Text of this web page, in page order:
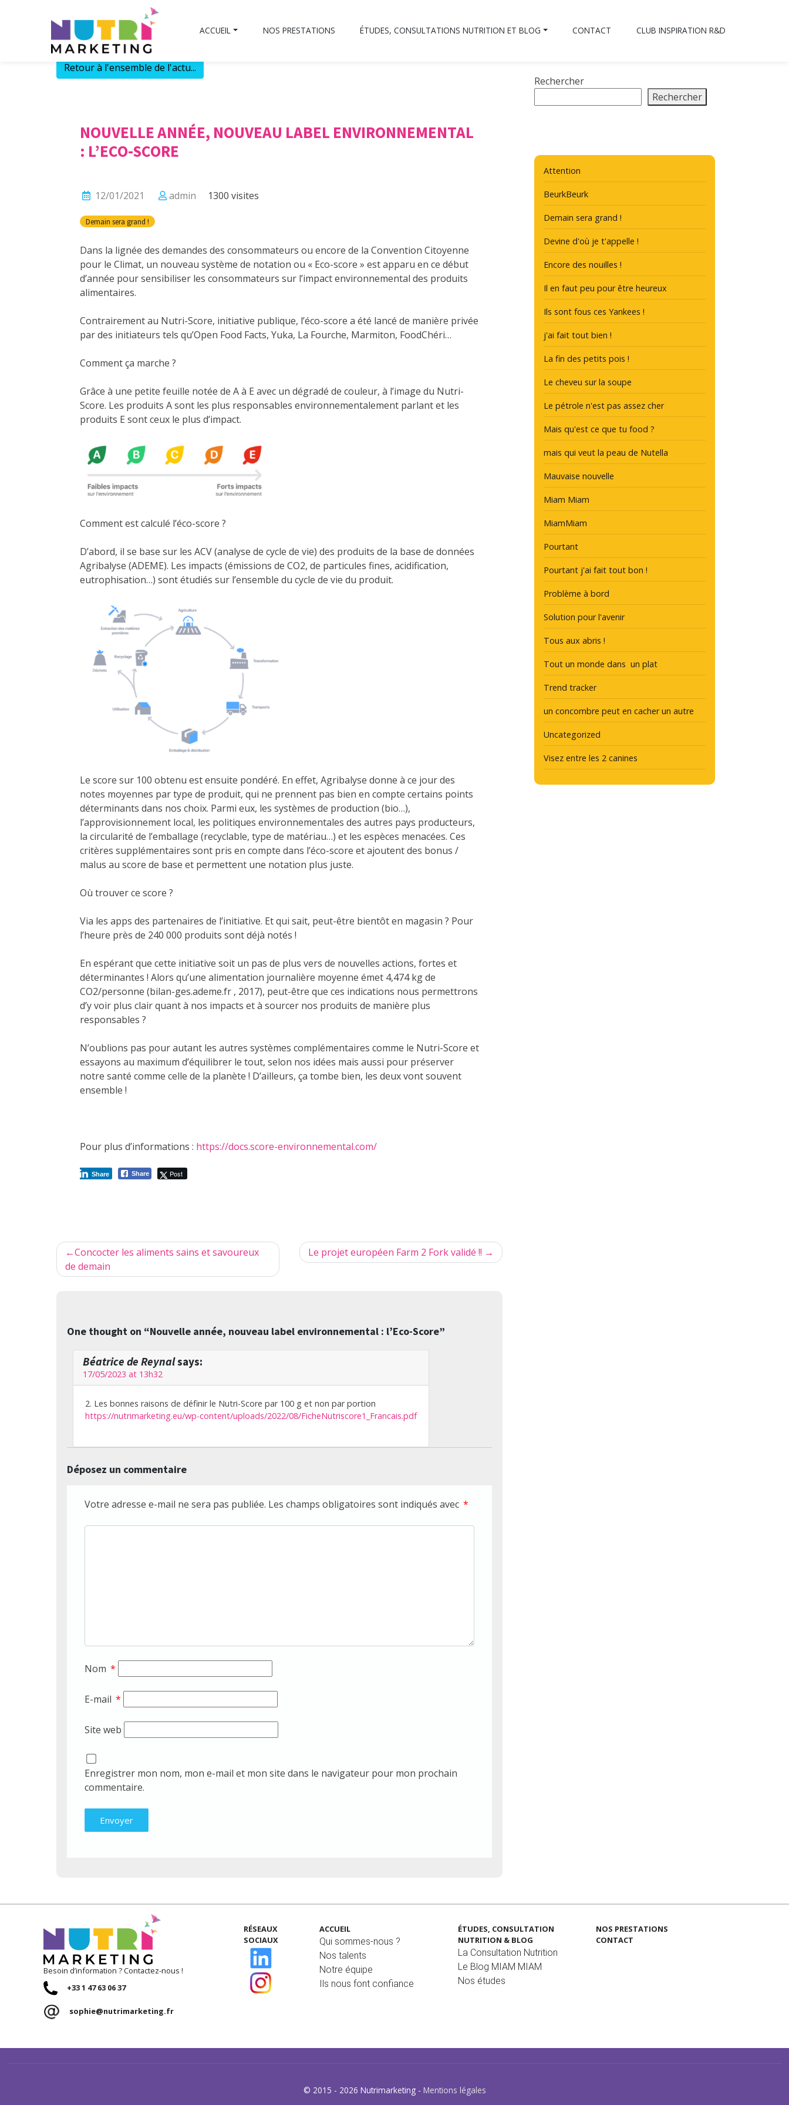
ACCUEIL NOS PRESTATIONS ÉTUDES, CONSULTATIONS NUTRITION ET BLOG CONTACT CLUB INSPIRATION R&D
Retour à l'ensemble de l'actu...
NOUVELLE ANNÉE, NOUVEAU LABEL ENVIRONNEMENTAL
: L’ECO-SCORE
12/01/2021 admin 1300 visites
Demain sera grand !
Dans la lignée des demandes des consommateurs ou encore de la Convention Citoyenne
pour le Climat, un nouveau système de notation ou « Eco-score » est apparu en ce début
d’année pour sensibiliser les consommateurs sur l’impact environnemental des produits
alimentaires.
Contrairement au Nutri-Score, initiative publique, l’éco-score a été lancé de manière privée
par des initiateurs tels qu’Open Food Facts, Yuka, La Fourche, Marmiton, FoodChéri…
Comment ça marche ?
Grâce à une petite feuille notée de A à E avec un dégradé de couleur, à l’image du Nutri-
Score. Les produits A sont les plus responsables environnementalement parlant et les
produits E sont ceux le plus d’impact.
Comment est calculé l’éco-score ?
D’abord, il se base sur les ACV (analyse de cycle de vie) des produits de la base de données
Agribalyse (ADEME). Les impacts (émissions de CO2, de particules fines, acidification,
eutrophisation…) sont étudiés sur l’ensemble du cycle de vie du produit.
Le score sur 100 obtenu est ensuite pondéré. En effet, Agribalyse donne à ce jour des
notes moyennes par type de produit, qui ne prennent pas bien en compte certains points
déterminants dans nos choix. Parmi eux, les systèmes de production (bio…),
l’approvisionnement local, les politiques environnementales des autres pays producteurs,
la circularité de l’emballage (recyclable, type de matériau…) et les espèces menacées. Ces
critères supplémentaires sont pris en compte dans l’éco-score et ajoutent des bonus /
malus au score de base et permettent une notation plus juste.
Où trouver ce score ?
Via les apps des partenaires de l’initiative. Et qui sait, peut-être bientôt en magasin ? Pour
l’heure près de 240 000 produits sont déjà notés !
En espérant que cette initiative soit un pas de plus vers de nouvelles actions, fortes et
déterminantes ! Alors qu’une alimentation journalière moyenne émet 4,474 kg de
CO2/personne (bilan-ges.ademe.fr , 2017), peut-être que ces indications nous permettrons
d’y voir plus clair quant à nos impacts et à sourcer nos produits de manière plus
responsables ?
N’oublions pas pour autant les autres systèmes complémentaires comme le Nutri-Score et
essayons au maximum d’équilibrer le tout, selon nos idées mais aussi pour préserver
notre santé comme celle de la planète ! D’ailleurs, ça tombe bien, les deux vont souvent
ensemble !
Pour plus d’informations : https://docs.score-environnemental.com/
Share Post
Share
Navigation
de
Concocter les aliments sains et savoureux
de demain
Le projet européen Farm 2 Fork validé !!
One thought on “Nouvelle année, nouveau label environnemental : l’Eco-Score”
Béatrice de Reynalsays:
17/05/2023 at 13h32
2. Les bonnes raisons de définir le Nutri-Score par 100 g et non par portion
https://nutrimarketing.eu/wp-content/uploads/2022/08/FicheNutriscore1_Francais.pdf
Déposez un commentaire
Votre adresse e-mail ne sera pas publiée. Les champs obligatoires sont indiqués avec *
Nom *
E-mail *
Site web
Enregistrer mon nom, mon e-mail et mon site dans le navigateur pour mon prochain
commentaire.
Rechercher
Rechercher
Attention
BeurkBeurk
Demain sera grand !
Devine d'où je t'appelle !
Encore des nouilles !
Il en faut peu pour être heureux
Ils sont fous ces Yankees !
j'ai fait tout bien !
La fin des petits pois !
Le cheveu sur la soupe
Le pétrole n'est pas assez cher
Mais qu'est ce que tu food ?
mais qui veut la peau de Nutella
Mauvaise nouvelle
Miam Miam
MiamMiam
Pourtant
Pourtant j'ai fait tout bon !
Problème à bord
Solution pour l'avenir
Tous aux abris !
Tout un monde dans un plat
Trend tracker
un concombre peut en cacher un autre
Uncategorized
Visez entre les 2 canines
Besoin d’information ? Contactez-nous !
+33 1 47 63 06 37
sophie@nutrimarketing.fr
RÉSEAUX
SOCIAUX
ACCUEIL
Qui sommes-nous ?
Nos talents
Notre équipe
Ils nous font confiance
ÉTUDES, CONSULTATION
NUTRITION & BLOG
La Consultation Nutrition
Le Blog MIAM MIAM
Nos études
NOS PRESTATIONS
CONTACT
© 2015 - 2026 Nutrimarketing - Mentions légales